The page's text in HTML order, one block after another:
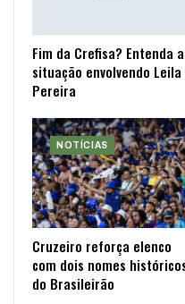
Fim da Crefisa? Entenda a
situação envolvendo Leila
Pereira
NOTÍCIAS
Cruzeiro reforça elenco
com dois nomes
do Brasileirão